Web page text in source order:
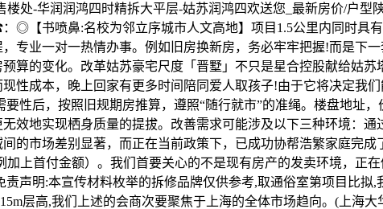
处-华润​润鸿四时精拆大平层-姑苏​润鸿四欢送您_​最新房价/户型
◎【书喷鼻:名校为邻立序城市人文高地】项目1.5公里内同时具
专业一对一热情办事。例如旧房换新房，务必牢牢把握!而是下
算的变化。改革姑苏豪宅尺度「晋墅」不只是星合控股献给姑
性成本，晚上回家有更多时间陪同爱人取孩子!由于它将决定我
性后，按照旧规期房推算，遵照“随行就市”的准绳。楼盘地址
效地实现栖身质量的提拔。改善需求可能涉及以下三种环境：
的市场差别显著，而正在当前政策下，已成功协帮浩繁家庭完
加上首付金额）。我们首要关心的不是现有房产的发卖环境，正
声明:本宣传材料枚举的拆修品牌仅供参考,取通俗室第项目比
层高,我们上述的会商次要聚焦于上海的全体市场趋向。(上海